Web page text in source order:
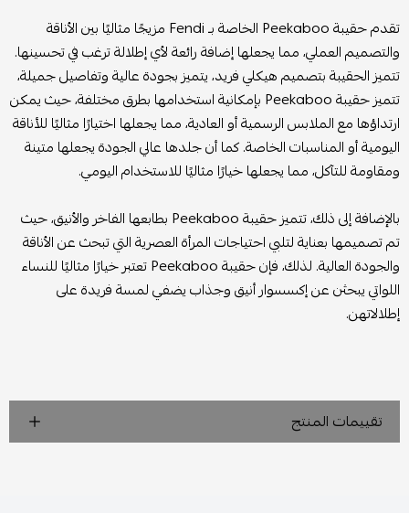
تقدم حقيبة Peekaboo الخاصة بـ Fendi مزيجًا مثاليًا بين الأناقة
والتصميم العملي، مما يجعلها إضافة رائعة لأي إطلالة ترغب في تحسينها.
تتميز الحقيبة بتصميم هيكلي فريد، يتميز بجودة عالية وتفاصيل جميلة،
تتميز حقيبة Peekaboo بإمكانية استخدامها بطرق مختلفة، حيث يمكن
ارتداؤها مع الملابس الرسمية أو العادية، مما يجعلها اختيارًا مثاليًا للأناقة
اليومية أو المناسبات الخاصة. كما أن جلدها عالي الجودة يجعلها متينة
ومقاومة للتآكل، مما يجعلها خيارًا مثاليًا للاستخدام اليومي.
بالإضافة إلى ذلك، تتميز حقيبة Peekaboo بطابعها الفاخر والأنيق، حيث
تم تصميمها بعناية لتلبي احتياجات المرأة العصرية التي تبحث عن الأناقة
والجودة العالية. لذلك، فإن حقيبة Peekaboo تعتبر خيارًا مثاليًا للنساء
اللواتي يبحثن عن إكسسوار أنيق وجذاب يضفي لمسة فريدة على
إطلالاتهن.
تقييمات المنتج